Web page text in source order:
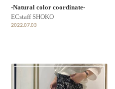
-Natural color coordinate-
ECstaff SHOKO
2022.07.03